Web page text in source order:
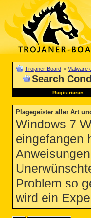
Trojaner-Board > Malware
Search
Registrieren
Plagegeister aller Art
Windows 7
eingefangen
Problem so
wird ein